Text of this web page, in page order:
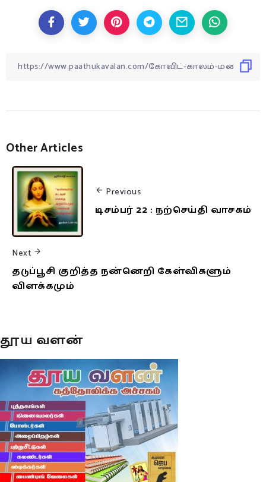
Other Articles
Previous
டிசம்பர் 22 : நற்செய்தி வாசகம்
Next
தடுப்பூசி குறித்த நன்னெறி கேள்விகளும்
விளக்கமும்
தூய வளன்